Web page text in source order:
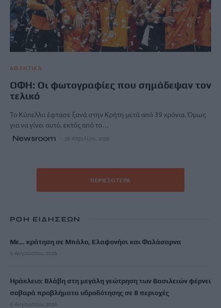
ΑΘΛΗΤΙΚΑ
ΟΦΗ: Οι φωτογραφίες που σημάδεψαν τον
τελικό
Το Κύπελλο έφτασε ξανά στην Κρήτη μετά από 39 χρόνια. Όμως
για να γίνει αυτό, εκτός από το…
Newsroom 26 Απριλίου, 2026
ΠΕΡΙΣΣΌΤΕΡΑ
ΡΟΗ ΕΙΔΗΣΕΩΝ
Με… κράτηση σε Μπάλο, Ελαφονήσι και Φαλάσαρνα
9 Αυγούστου, 2026
Ηράκλειο: Βλάβη στη μεγάλη γεώτρηση των Βασιλειών φέρνει
σοβαρά προβλήματα υδροδότησης σε 8 περιοχές
9 Αυγούστου, 2026